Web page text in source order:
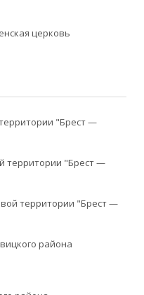
церковь
"Брест —
территории "Брест —
территории "Брест —
района